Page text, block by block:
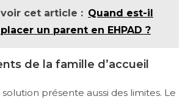
cet article : Quand est-il
un parent en EHPAD ?
de la famille d’accueil
présente aussi des limites. Le